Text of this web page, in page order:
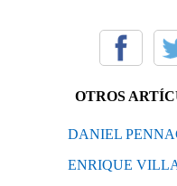
OTROS
DANIEL
ENRIQUE